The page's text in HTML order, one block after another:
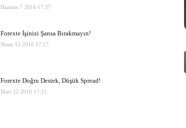
Haziran 7 2016 17:37
Forexte İşinizi Şansa Bırakmayın!
Nisan 15 2016 17:27
Forexte Doğru Destek, Düşük Spread!
Mart 22 2016 17:21